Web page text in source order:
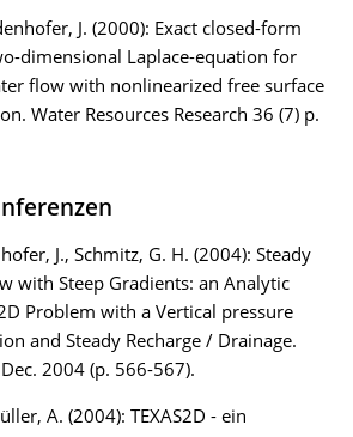
J. (2000): Exact closed-form
dimensional Laplace-equation for
flow with nonlinearized free surface
Water Resources Research 36 (7) p.
J., Schmitz, G. H. (2004): Steady
with Steep Gradients: an Analytic
Problem with a Vertical pressure
and Steady Recharge / Drainage.
2004 (p. 566-567).
A. (2004): TEXAS2D - ein